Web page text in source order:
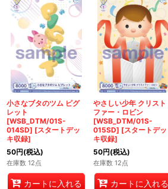
小さなブタのツム ピグ
レット
[WSB_DTM/01S-
014SD] [スタートデッ
キ収録]
50円(税込)
在庫数 12点
カートに入れる
やさしい少年 クリスト
ファー・ロビン
[WSB_DTM/01S-
015SD] [スタートデッ
キ収録]
50円(税込)
在庫数 12点
カートに入れる